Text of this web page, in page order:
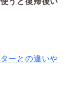
ーとの違いや